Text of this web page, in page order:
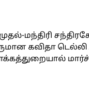
மந்திரி
கவிதா
மார்ச்